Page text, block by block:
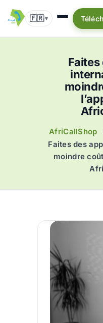
🇫🇷▾
Faites
AfriCallShop
Faites des
moindre